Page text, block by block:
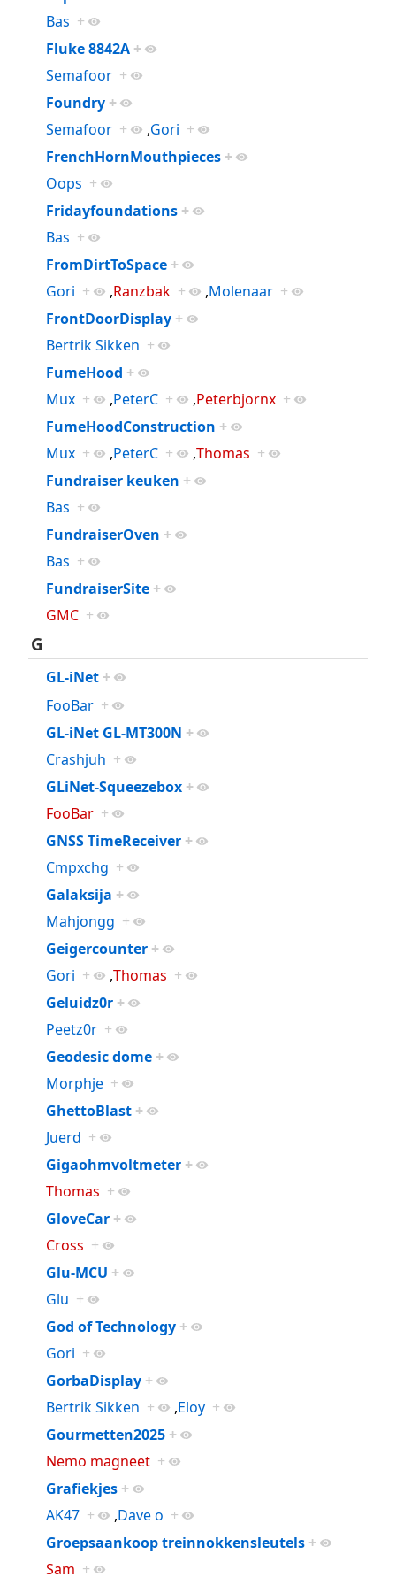
Bas +
Fluke 8842A +
Semafoor +
Foundry +
Semafoor + ,Gori +
FrenchHornMouthpieces +
Oops +
Fridayfoundations +
Bas +
FromDirtToSpace +
Gori + ,Ranzbak + ,Molenaar +
FrontDoorDisplay +
Bertrik Sikken +
FumeHood +
Mux + ,PeterC + ,Peterbjornx +
FumeHoodConstruction +
Mux + ,PeterC + ,Thomas +
Fundraiser keuken +
Bas +
FundraiserOven +
Bas +
FundraiserSite +
GMC +
G
GL-iNet +
FooBar +
GL-iNet GL-MT300N +
Crashjuh +
GLiNet-Squeezebox +
FooBar +
GNSS TimeReceiver +
Cmpxchg +
Galaksija +
Mahjongg +
Geigercounter +
Gori + ,Thomas +
Geluidz0r +
Peetz0r +
Geodesic dome +
Morphje +
GhettoBlast +
Juerd +
Gigaohmvoltmeter +
Thomas +
GloveCar +
Cross +
Glu-MCU +
Glu +
God of Technology +
Gori +
GorbaDisplay +
Bertrik Sikken + ,Eloy +
Gourmetten2025 +
Nemo magneet +
Grafiekjes +
AK47 + ,Dave o +
Groepsaankoop treinnokkensleutels +
Sam +